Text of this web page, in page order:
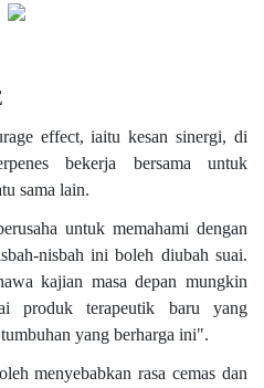
effect, iaitu kesan sinergi, di
bekerja bersama untuk
sama lain.
untuk memahami dengan
nisbah ini boleh diubah suai.
kajian masa depan mungkin
produk terapeutik baru yang
yang berharga ini".
menyebabkan rasa cemas dan